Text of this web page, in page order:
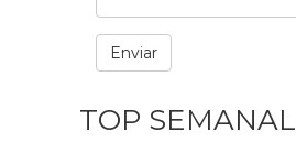
TOP SEMANAL